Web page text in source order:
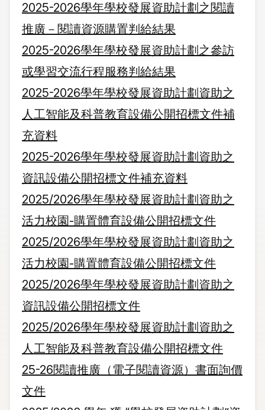
2025-2026學年學校發展資助計劃之閱讀
推廣－閱讀資源購置判給結果
2025-2026學年學校發展資助計劃之參訪
或學習交流行程服務判給結果
2025-2026學年學校發展資助計劃資助之
人工智能及科普教育設備公開招標文件補
充資料
2025-2026學年學校發展資助計劃資助之
資訊設備公開招標文件補充資料
2025/2026學年學校發展資助計劃資助之
活力校園-購置體育設備公開招標文件
2025/2026學年學校發展資助計劃資助之
活力校園-購置體育設備公開招標文件
2025/2026學年學校發展資助計劃資助之
資訊設備公開招標文件
2025/2026學年學校發展資助計劃資助之
人工智能及科普教育設備公開招標文件
25-26閱讀推廣（電子閱讀資源）書面詢價
文件